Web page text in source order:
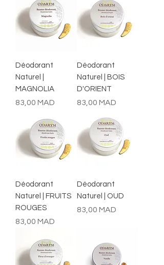
Déodorant
Naturel |
MAGNOLIA
Prix
83,00 MAD
Déodorant
Naturel | BOIS
D'ORIENT
Prix
83,00 MAD
Déodorant
Naturel | FRUITS
ROUGES
Prix
83,00 MAD
Déodorant
Naturel | OUD
Prix
83,00 MAD